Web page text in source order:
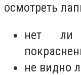
осмотреть
нет ли
не видно